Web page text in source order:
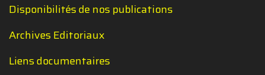
Disponibilités de nos publications
Archives Editoriaux
Liens documentaires